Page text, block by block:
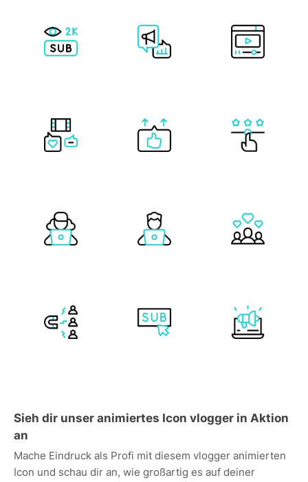
Sieh dir unser animiertes Icon vlogger in Aktion
an
Mache Eindruck als Profi mit diesem vlogger animierten
Icon und schau dir an, wie großartig es auf deiner